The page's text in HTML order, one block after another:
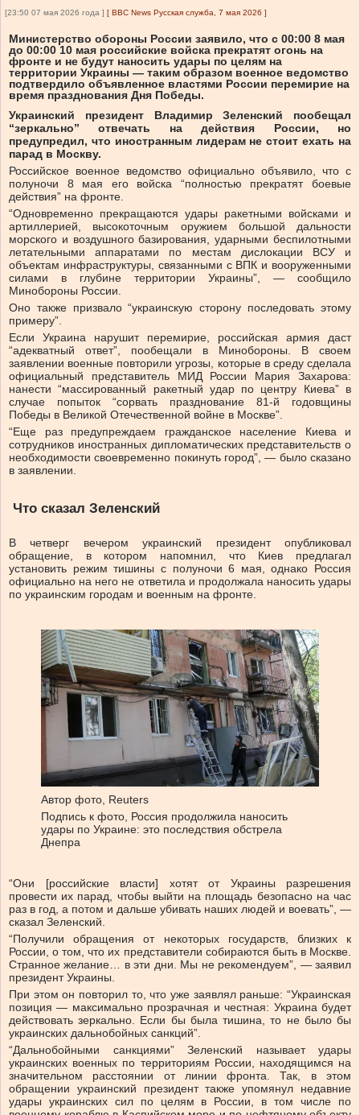
[23:50 07 мая 2026 года ] [ BBC News Русская служба, 7 мая 2026 ]
Министерство обороны России заявило, что с 00:00 8 мая
до 00:00 10 мая российские войска прекратят огонь на
фронте и не будут наносить удары по целям на
территории Украины — таким образом военное ведомство
подтвердило объявленное властями России перемирие на
время празднования Дня Победы.
Украинский президент Владимир Зеленский пообещал
“зеркально” отвечать на действия России, но
предупредил, что иностранным лидерам не стоит ехать на
парад в Москву.
Российское военное ведомство официально объявило, что с
полуночи 8 мая его войска “полностью прекратят боевые
действия” на фронте.
“Одновременно прекращаются удары ракетными войсками и
артиллерией, высокоточным оружием большой дальности
морского и воздушного базирования, ударными беспилотными
летательными аппаратами по местам дислокации ВСУ и
объектам инфраструктуры, связанными с ВПК и вооруженными
силами в глубине территории Украины”, — сообщило
Минобороны России.
Оно также призвало “украинскую сторону последовать этому
примеру”.
Если Украина нарушит перемирие, российская армия даст
“адекватный ответ”, пообещали в Минобороны. В своем
заявлении военные повторили угрозы, которые в среду сделала
официальный представитель МИД России Мария Захарова:
нанести “массированный ракетный удар по центру Киева” в
случае попыток “сорвать празднование 81-й годовщины
Победы в Великой Отечественной войне в Москве”.
“Еще раз предупреждаем гражданское население Киева и
сотрудников иностранных дипломатических представительств о
необходимости своевременно покинуть город”, — было сказано
в заявлении.
Что сказал Зеленский
В четверг вечером украинский президент опубликовал
обращение, в котором напомнил, что Киев предлагал
установить режим тишины с полуночи 6 мая, однако Россия
официально на него не ответила и продолжала наносить удары
по украинским городам и военным на фронте.
Автор фото, Reuters
Подпись к фото, Россия продолжила наносить
удары по Украине: это последствия обстрела
Днепра
“Они [российские власти] хотят от Украины разрешения
провести их парад, чтобы выйти на площадь безопасно на час
раз в год, а потом и дальше убивать наших людей и воевать”, —
сказал Зеленский.
“Получили обращения от некоторых государств, близких к
России, о том, что их представители собираются быть в Москве.
Странное желание… в эти дни. Мы не рекомендуем”, — заявил
президент Украины.
При этом он повторил то, что уже заявлял раньше: “Украинская
позиция — максимально прозрачная и честная: Украина будет
действовать зеркально. Если бы была тишина, то не было бы
украинских дальнобойных санкций”.
“Дальнобойными санкциями” Зеленский называет удары
украинских военных по территориям России, находящимся на
значительном расстоянии от линии фронта. Так, в этом
обращении украинский президент также упомянул недавние
удары украинских сил по целям в России, в том числе по